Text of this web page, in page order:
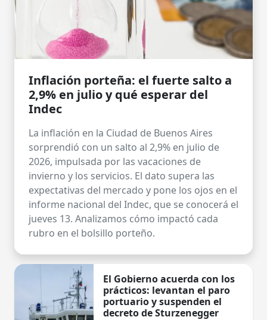
Inflación porteña: el fuerte salto a
2,9% en julio y qué esperar del
Indec
La inflación en la Ciudad de Buenos Aires
sorprendió con un salto al 2,9% en julio de
2026, impulsada por las vacaciones de
invierno y los servicios. El dato supera las
expectativas del mercado y pone los ojos en el
informe nacional del Indec, que se conocerá el
jueves 13. Analizamos cómo impactó cada
rubro en el bolsillo porteño.
El Gobierno acuerda con los
prácticos: levantan el paro
portuario y suspenden el
decreto de Sturzenegger